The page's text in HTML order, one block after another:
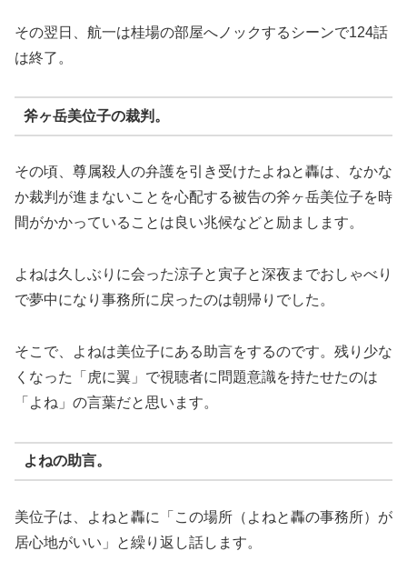
その翌日、航一は桂場の部屋へノックするシーンで124話
は終了。
斧ヶ岳美位子の裁判。
その頃、尊属殺人の弁護を引き受けたよねと轟は、なかな
か裁判が進まないことを心配する被告の斧ヶ岳美位子を時
間がかかっていることは良い兆候などと励まします。
よねは久しぶりに会った涼子と寅子と深夜までおしゃべり
で夢中になり事務所に戻ったのは朝帰りでした。
そこで、よねは美位子にある助言をするのです。残り少な
くなった「虎に翼」で視聴者に問題意識を持たせたのは
「よね」の言葉だと思います。
よねの助言。
美位子は、よねと轟に「この場所（よねと轟の事務所）が
居心地がいい」と繰り返し話します。